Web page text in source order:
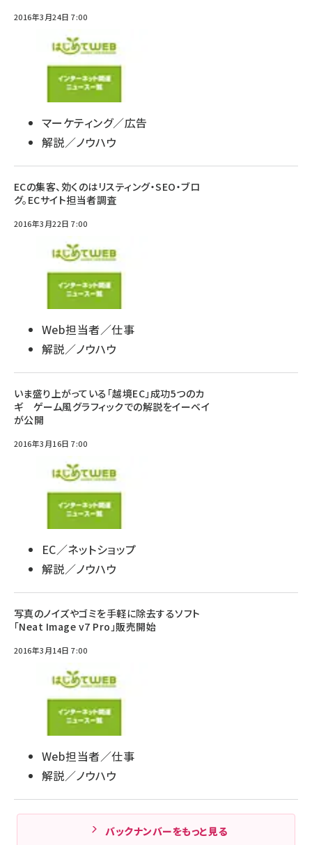
2016年3月24日 7:00
マーケティング／広告
解説／ノウハウ
ECの集客、効くのはリスティング・SEO・ブロ
グ。ECサイト担当者調査
2016年3月22日 7:00
Web担当者／仕事
解説／ノウハウ
いま盛り上がっている「越境EC」成功5つのカ
ギ ゲーム風グラフィックでの解説をイーベイ
が公開
2016年3月16日 7:00
EC／ネットショップ
解説／ノウハウ
写真のノイズやゴミを手軽に除去するソフト
「Neat Image v7 Pro」販売開始
2016年3月14日 7:00
Web担当者／仕事
解説／ノウハウ
バックナンバーをもっと見る